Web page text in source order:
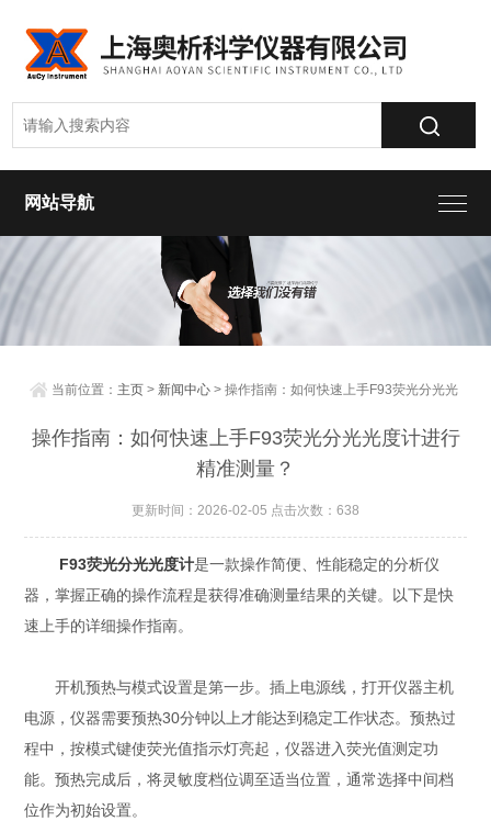
网站导航
当前位置： 主页 > 新闻中心 > 操作指南：如何快速上手F93荧光分光光
度计进行精准测量？
操作指南：如何快速上手F93荧光分光光度计进行
精准测量？
更新时间：2026-02-05 点击次数：638
F93荧光分光光度计是一款操作简便、性能稳定的分析仪
器，掌握正确的操作流程是获得准确测量结果的关键。以下是快
速上手的详细操作指南。
开机预热与模式设置是第一步。插上电源线，打开仪器主机
电源，仪器需要预热30分钟以上才能达到稳定工作状态。预热过
程中，按模式键使荧光值指示灯亮起，仪器进入荧光值测定功
能。预热完成后，将灵敏度档位调至适当位置，通常选择中间档
位作为初始设置。